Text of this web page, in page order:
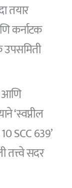
तयार
कर्नाटक
उपसमिती
आणि
‘स्वप्नील
SCC 639’
तत्त्वे सदर